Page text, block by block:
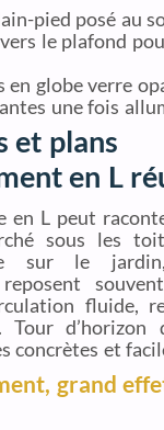
pied posé au
le plafond
en globe verre
une fois
et plans
en L
en L peut
sous les
sur le
reposent
fluide,
Tour
concrètes et
grand